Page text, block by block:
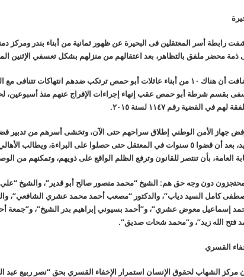
رابطة أسر المعتقلين فى البحيرة عن ظهور ثمانية من أبناء بندر ومركز
ذمة محضر ملفق بالتظاهر، بعد اعتقالهم من منزلهم بشكل تعسفي الإثنين
وأضافت أن هناك ١٠ من أبناء عائلات أبو حمص ترتكب ضدهم انتهاكات
بقسم شرطة أبو حمص عقب إنهاء إجراءات الإفراج عنهم منذ أسبوعين،
لهم في القضية رقم ١١٤٧ لسنة ٢٠١٥.
جهاز الأمن الوطني إطلاق سراحهم حتى الآن، وتخشى أسرهم من تدبير
جديد، بعد أن قضوا ٥ سنوات في المعتقل حتى حصلوا على البراءة، ويطالب
العامة، بأن تنتصر للقانون وترفع الظلم الواقع على ذويهم، وتمكنهم من
دون وجه حق هم: الشيخ “محمد منصور صالح أبو قدير”، والشيخ “علي
كامل السيد دياب”، والدكتور “مصعب أحمد محمد عشري الشافعي”،
إسماعيل معوض عشري”، و”أحمد بسيوني إبراهيم بدر الشيخ”، و”جمعة
فتح الله زيد”، و”محمد شحات صديق”.
القسري